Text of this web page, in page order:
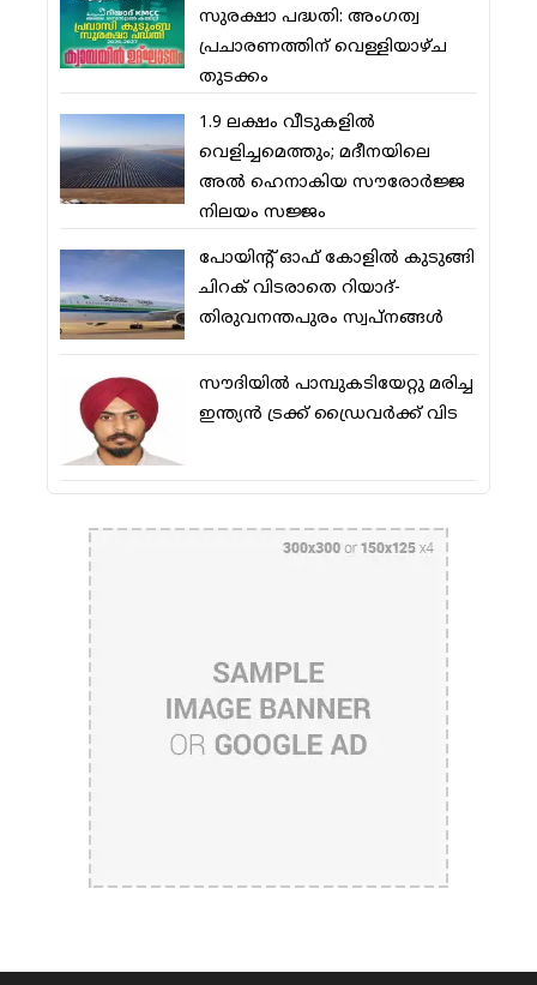
സുരക്ഷാ പദ്ധതി: അംഗത്വ
പ്രചാരണത്തിന് വെള്ളിയാഴ്ച
തുടക്കം
1.9 ലക്ഷം വീടുകളില്‍
വെളിച്ചമെത്തും; മദീനയിലെ
അല്‍ ഹെനാകിയ സൗരോര്‍ജ്ജ
നിലയം സജ്ജം
പോയിന്റ് ഓഫ് കോളില്‍ കുടുങ്ങി
ചിറക് വിടരാതെ റിയാദ്-
തിരുവനന്തപുരം സ്വപ്നങ്ങള്‍
സൗദിയിൽ പാമ്പുകടിയേറ്റു മരിച്ച
ഇന്ത്യൻ ട്രക്ക് ഡ്രൈവർക്ക് വിട